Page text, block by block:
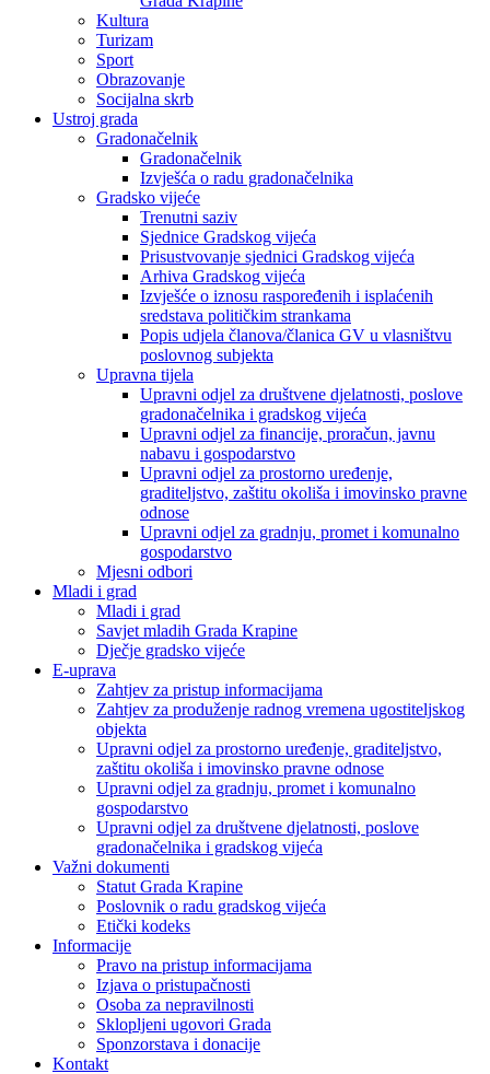
Kultura
Turizam
Sport
Obrazovanje
Socijalna skrb
Ustroj grada
Gradonačelnik
Gradonačelnik
Izvješća o radu gradonačelnika
Gradsko vijeće
Trenutni saziv
Sjednice Gradskog vijeća
Prisustvovanje sjednici Gradskog vijeća
Arhiva Gradskog vijeća
Izvješće o iznosu raspoređenih i isplaćenih
sredstava političkim strankama
Popis udjela članova/članica GV u vlasništvu
poslovnog subjekta
Upravna tijela
Upravni odjel za društvene djelatnosti, poslove
gradonačelnika i gradskog vijeća
Upravni odjel za financije, proračun, javnu
nabavu i gospodarstvo
Upravni odjel za prostorno uređenje,
graditeljstvo, zaštitu okoliša i imovinsko pravne
odnose
Upravni odjel za gradnju, promet i komunalno
gospodarstvo
Mjesni odbori
Mladi i grad
Mladi i grad
Savjet mladih Grada Krapine
Dječje gradsko vijeće
E-uprava
Zahtjev za pristup informacijama
Zahtjev za produženje radnog vremena ugostiteljskog
objekta
Upravni odjel za prostorno uređenje, graditeljstvo,
zaštitu okoliša i imovinsko pravne odnose
Upravni odjel za gradnju, promet i komunalno
gospodarstvo
Upravni odjel za društvene djelatnosti, poslove
gradonačelnika i gradskog vijeća
Važni dokumenti
Statut Grada Krapine
Poslovnik o radu gradskog vijeća
Etički kodeks
Informacije
Pravo na pristup informacijama
Izjava o pristupačnosti
Osoba za nepravilnosti
Sklopljeni ugovori Grada
Sponzorstava i donacije
Kontakt